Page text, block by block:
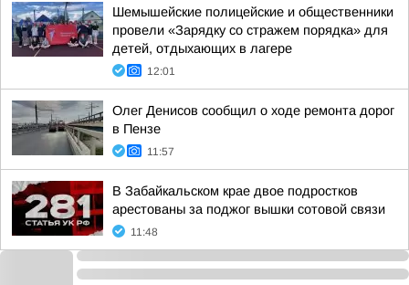
Шемышейские полицейские и общественники
провели «Зарядку со стражем порядка» для
детей, отдыхающих в лагере
12:01
Олег Денисов сообщил о ходе ремонта дорог
в Пензе
11:57
В Забайкальском крае двое подростков
арестованы за поджог вышки сотовой связи
11:48